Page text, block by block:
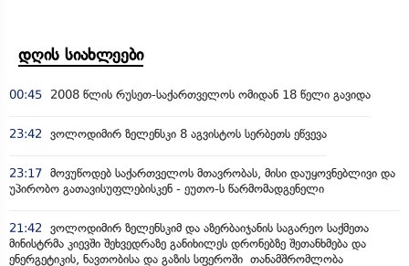
დღის სიახლეები
00:45 2008 წლის რუსეთ-საქართველოს ომიდან 18 წელი გავიდა
23:42 ვოლოდიმირ ზელენსკი 8 აგვისტოს სერბეთს ეწვევა
23:17 მოვუწოდებ საქართველოს მთავრობას, მისი დაუყოვნებლივი და
უპირობო გათავისუფლებისკენ - ეუთო-ს წარმომადგენელი
21:42 ვოლოდიმირ ზელენსკიმ და აზერბაიჯანის საგარეო საქმეთა
მინისტრმა კიევში შეხვედრაზე განიხილეს დრონებზე შეთანხმება და
ენერგეტიკის, ნავთობისა და გაზის სფეროში თანამშრომლობა